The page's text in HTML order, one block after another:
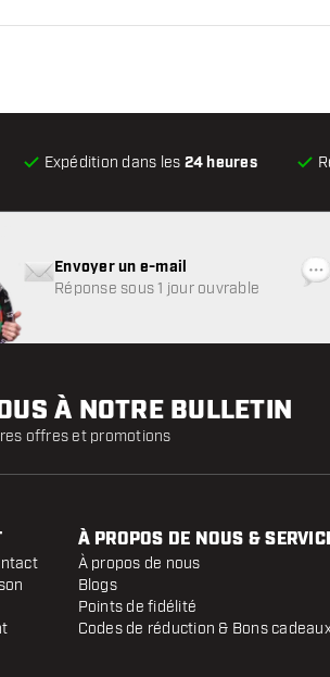
Expédition dans les 24 heures
Envoyer un e-mail
Réponse sous 1 jour ouvrable
À NOTRE BULLETIN
offres et promotions
À PROPOS DE NOUS &
À propos de nous
Blogs
Points de fidélité
Codes de réduction & Bons